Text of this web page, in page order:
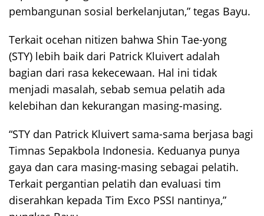
pembangunan sosial berkelanjutan,” tegas Bayu.
Terkait ocehan nitizen bahwa Shin Tae-yong
(STY) lebih baik dari Patrick Kluivert adalah
bagian dari rasa kekecewaan. Hal ini tidak
menjadi masalah, sebab semua pelatih ada
kelebihan dan kekurangan masing-masing.
“STY dan Patrick Kluivert sama-sama berjasa bagi
Timnas Sepakbola Indonesia. Keduanya punya
gaya dan cara masing-masing sebagai pelatih.
Terkait pergantian pelatih dan evaluasi tim
diserahkan kepada Tim Exco PSSI nantinya,”